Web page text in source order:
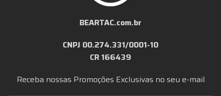
BEARTAC.com.br
CNPJ 00.274.331/0001-10
CR 166439
Receba nossas Promoções Exclusivas no seu e-mail